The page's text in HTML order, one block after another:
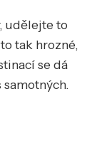
udělejte to
tak hrozné,
se dá